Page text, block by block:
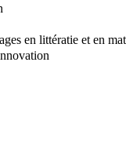
en littératie et en